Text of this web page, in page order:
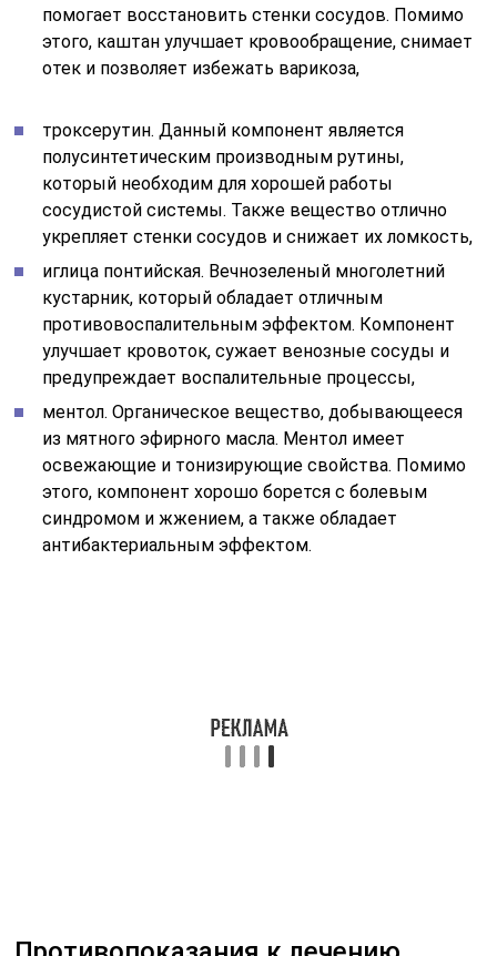
Противопоказания к лечению
фруктом
Для внутреннего приема плоды имеют несколько
противопоказаний. Это – сахарный диабет, особенно,
в декомпенсированной форме, тяжелая сердечная,
почечная недостаточность, аллергия и
непереносимость. Нельзя лечиться плодами детям,
беременным, кормящим – из-за токсичности.
Недопустимо попадание средства в ротовую полость
– едкий сок может спровоцировать ожог. При
случайном проглатывании сока или мякоти следует
Как применять адамово яблоко